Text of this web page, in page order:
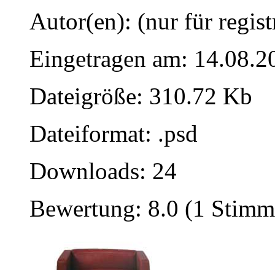
Autor(en): (nur für
Eingetragen am:
Dateigröße: 310.72 Kb
Dateiformat: .psd
Downloads: 24
Bewertung: 8.0 (1